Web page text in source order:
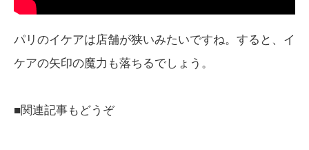
パリのイケアは店舗が狭いみたいですね。すると、イ
ケアの矢印の魔力も落ちるでしょう。
■関連記事もどうぞ